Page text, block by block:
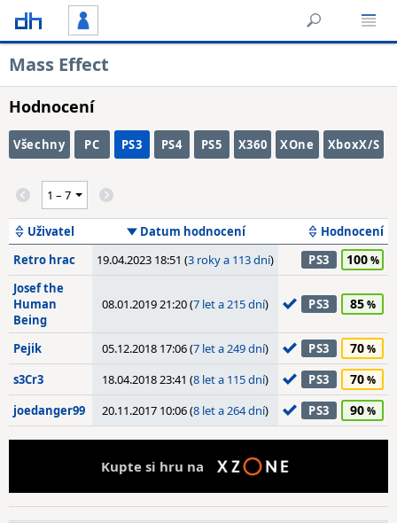
Mass Effect
Hodnocení
Všechny PC PS3 PS4 PS5 X360 XOne XboxX/S
Uživatel Datum hodnocení
Hodnocení
Retro hrac
19.04.2023 18:51 (3 roky a 113 dní) PS3 100
Josef the
Human
Being
08.01.2019 21:20 (7 let a 215 dní) PS3 85
Pejik 05.12.2018 17:06 (7 let a 249 dní) PS3 70
s3Cr3 18.04.2018 23:41 (8 let a 115 dní) PS3 70
joedanger99 20.11.2017 10:06 (8 let a 264 dní) PS3 90
Kupte si hru na